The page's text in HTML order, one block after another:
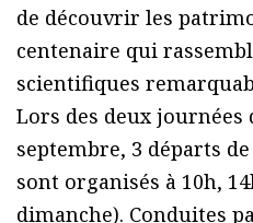
de découvrir les
centenaire qui
scientifiques
Lors des deux journées
septembre, 3 départs
sont organisés à 10h,
dimanche). Conduites